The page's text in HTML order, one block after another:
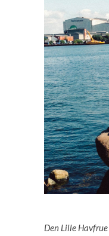
Den Lille Havfrue